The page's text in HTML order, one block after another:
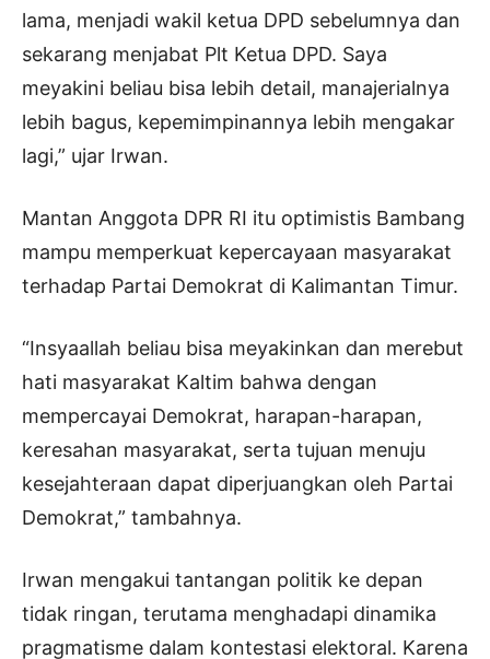
lama, menjadi wakil ketua DPD sebelumnya dan
sekarang menjabat Plt Ketua DPD. Saya
meyakini beliau bisa lebih detail, manajerialnya
lebih bagus, kepemimpinannya lebih mengakar
lagi,” ujar Irwan.
Mantan Anggota DPR RI itu optimistis Bambang
mampu memperkuat kepercayaan masyarakat
terhadap Partai Demokrat di Kalimantan Timur.
“Insyaallah beliau bisa meyakinkan dan merebut
hati masyarakat Kaltim bahwa dengan
mempercayai Demokrat, harapan-harapan,
keresahan masyarakat, serta tujuan menuju
kesejahteraan dapat diperjuangkan oleh Partai
Demokrat,” tambahnya.
Irwan mengakui tantangan politik ke depan
tidak ringan, terutama menghadapi dinamika
pragmatisme dalam kontestasi elektoral. Karena